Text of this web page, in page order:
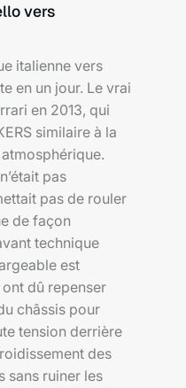
vers
italienne vers
en un jour. Le vrai
en 2013, qui
similaire à la
pas
pas de rouler
de façon
technique
est
dû repenser
châssis pour
tension derrière
des
sans ruiner les